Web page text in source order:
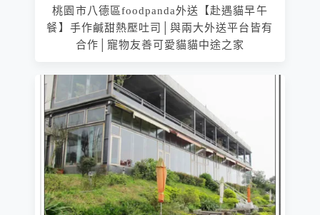
桃園市八德區foodpanda外送【赴遇貓早午
餐】手作鹹甜熱壓吐司│與兩大外送平台皆有
合作│寵物友善可愛貓貓中途之家